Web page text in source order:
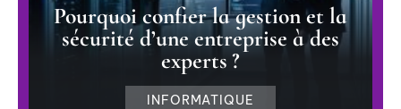
Pourquoi confier la gestion et la
sécurité d’une entreprise à des
experts ?
INFORMATIQUE